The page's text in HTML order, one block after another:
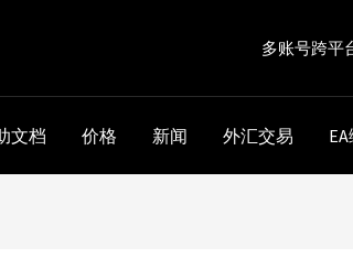
多账号跨平
文档 价格 新闻 外汇交易